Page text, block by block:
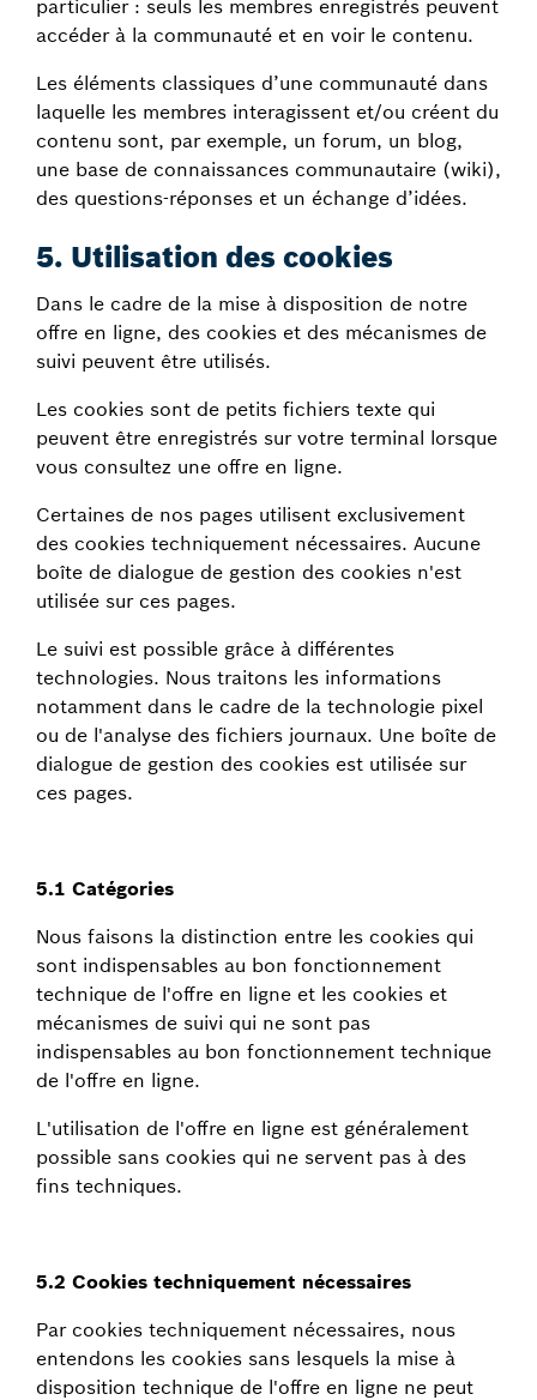
particulier : seuls les membres enregistrés peuvent
accéder à la communauté et en voir le contenu.
Les éléments classiques d’une communauté dans
laquelle les membres interagissent et/ou créent du
contenu sont, par exemple, un forum, un blog,
une base de connaissances communautaire (wiki),
des questions-réponses et un échange d’idées.
5. Utilisation des cookies
Dans le cadre de la mise à disposition de notre
offre en ligne, des cookies et des mécanismes de
suivi peuvent être utilisés.
Les cookies sont de petits fichiers texte qui
peuvent être enregistrés sur votre terminal lorsque
vous consultez une offre en ligne.
Certaines de nos pages utilisent exclusivement
des cookies techniquement nécessaires. Aucune
boîte de dialogue de gestion des cookies n'est
utilisée sur ces pages.
Le suivi est possible grâce à différentes
technologies. Nous traitons les informations
notamment dans le cadre de la technologie pixel
ou de l'analyse des fichiers journaux. Une boîte de
dialogue de gestion des cookies est utilisée sur
ces pages.
5.1 Catégories
Nous faisons la distinction entre les cookies qui
sont indispensables au bon fonctionnement
technique de l'offre en ligne et les cookies et
mécanismes de suivi qui ne sont pas
indispensables au bon fonctionnement technique
de l'offre en ligne.
L'utilisation de l'offre en ligne est généralement
possible sans cookies qui ne servent pas à des
fins techniques.
5.2 Cookies techniquement nécessaires
Par cookies techniquement nécessaires, nous
entendons les cookies sans lesquels la mise à
disposition technique de l'offre en ligne ne peut